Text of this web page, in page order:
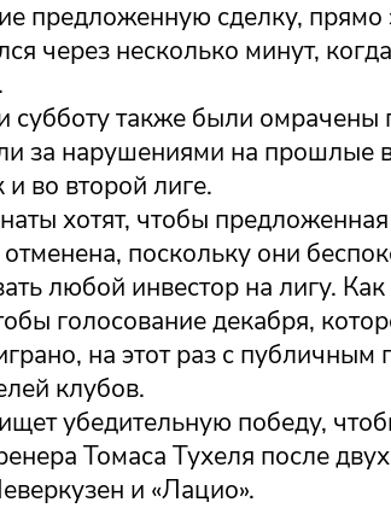
предложенную сделку, прямо
через несколько минут,
субботу также были омрачены
за нарушениями на прошлые
и во второй лиге.
хотят, чтобы
поскольку они
любой инвестор на лигу.
голосование декабря,
на этот раз с публичным
клубов.
убедительную победу,
Томаса Тухеля после
и «Лацио».